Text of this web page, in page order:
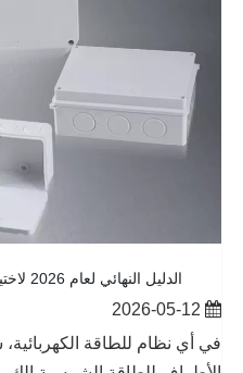
الدليل النهائي لعام 2026 لاختيار صناديق التوزيع ومقابس العدادات
في أي نظام للطاقة